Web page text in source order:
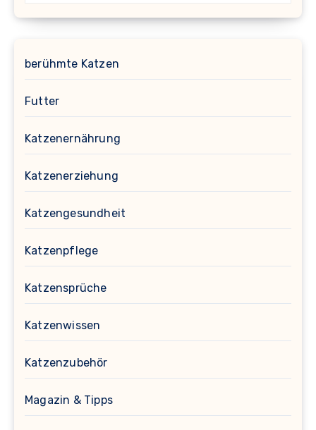
berühmte Katzen
Futter
Katzenernährung
Katzenerziehung
Katzengesundheit
Katzenpflege
Katzensprüche
Katzenwissen
Katzenzubehör
Magazin & Tipps